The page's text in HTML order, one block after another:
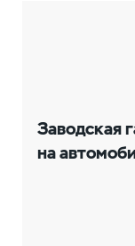
Заводская
на